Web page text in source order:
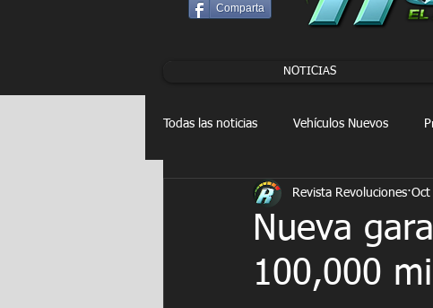
Comparta
NOTICIAS
Todas las noticias Vehículos Nuevos
Drag Racing FORMULA E
Nueva
100,000
Revista Revoluciones